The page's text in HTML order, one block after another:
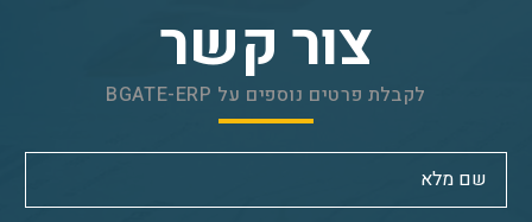
צור קשר
לקבלת פרטים נוספים על BGATE-ERP